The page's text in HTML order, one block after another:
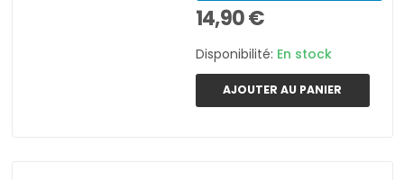
14,90 €
Disponibilité: En stock
AJOUTER AU PANIER